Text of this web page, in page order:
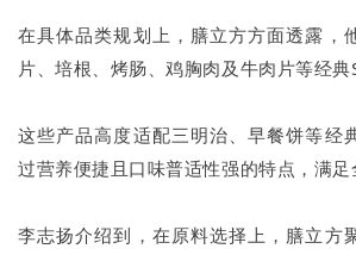
在具体品类规划上，膳立方方面透露，
片、培根、烤肠、鸡胸肉及牛肉片等经典
这些产品高度适配三明治、早餐饼等经
过营养便捷且口味普适性强的特点，满足
李志扬介绍到，在原料选择上，膳立方